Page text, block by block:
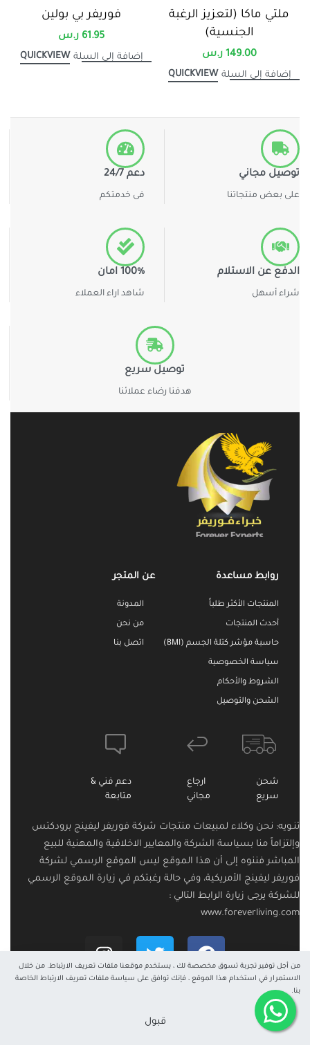
ملتي ماكا (لتعزيز الرغبة
الجنسية)
149.00 ر.س
إضافة إلى السلة QUICKVIEW
فوريفر بي بولين
61.95 ر.س
إضافة إلى السلة QUICKVIEW
توصيل مجاني
على بعض منتجاتنا
دعم 24/7
فى خدمتكم
الدفع عن الاستلام
شراء أسهل
100% امان
شاهد اراء العملاء
توصيل سريع
هدفنا رضاء عملائنا
روابط مساعدة
المنتجات الأكثر طلباً
أحدث المنتجات
حاسبة مؤشر كتلة الجسم (BMI)
سياسة الخصوصية
الشروط والأحكام
الشحن والتوصيل
عن المتجر
المدونة
من نحن
اتصل بنا
شحن
سريع
ارجاع
مجاني
دعم فني &
متابعة
تنـويه: نحن وكلاء لمبيعات منتجات شركة فوريفر ليفينج برودكتس
وإلتزاماً منا بسياسة الشركة والمعايير الاخلاقية والمهنية للبيع
المباشر فننوه إلى أن هذا الموقع ليس الموقع الرسمي لشركة
فوريفر ليفينج الأمريكية، وفي حالة رغبتكم في زيارة الموقع الرسمي
للشركة يرجى زيارة الرابط التالي :
www.foreverliving.com
من أجل توفير تجربة تسوق مخصصة لك ، يستخدم موقعنا ملفات تعريف الارتباط. من خلال
الاستمرار في استخدام هذا الموقع ، فإنك توافق على سياسة ملفات تعريف الارتباط الخاصة
بنا.
قبول